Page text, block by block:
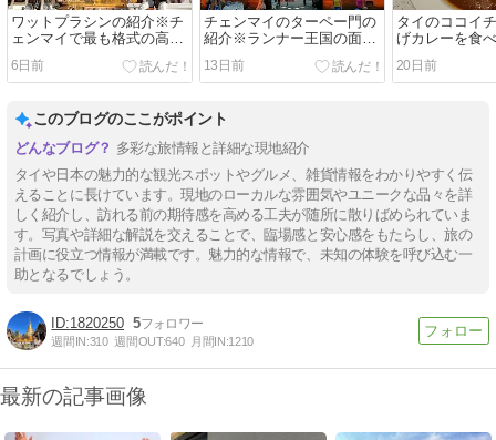
ワットプラシンの紹介※チ
ェンマイで最も格式の高い
寺院
6日前
チェンマイのターペー門の
紹介※ランナー王国の面影
を残す旧市街のシンボル
13日前
タイのココイ
げカレーを食
20日前
このブログのここがポイント
多彩な旅情報と詳細な現地紹介
タイや日本の魅力的な観光スポットやグルメ、雑貨情報をわかりやすく伝
えることに長けています。現地のローカルな雰囲気やユニークな品々を詳
しく紹介し、訪れる前の期待感を高める工夫が随所に散りばめられていま
す。写真や詳細な解説を交えることで、臨場感と安心感をもたらし、旅の
計画に役立つ情報が満載です。魅力的な情報で、未知の体験を呼び込む一
助となるでしょう。
1820250 5
週間IN:310 週間OUT:640 月間IN:1210
最新の記事画像